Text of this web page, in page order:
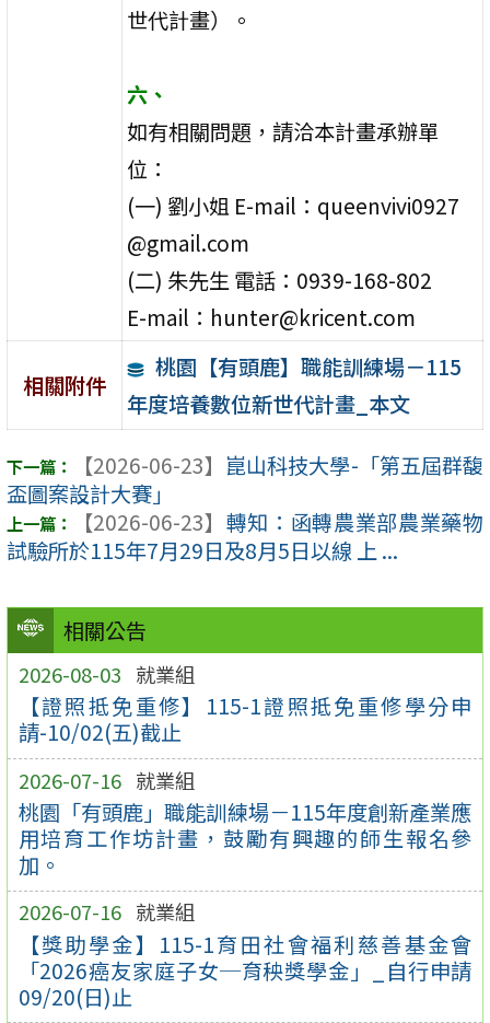
相關公告
2026-08-03 就業組
【證照抵免重修】115-1證照抵免重修學分申
請-10/02(五)截止
2026-07-16 就業組
桃園「有頭鹿」職能訓練場－115年度創新產業應
用培育工作坊計畫，鼓勵有興趣的師生報名參
加。
2026-07-16 就業組
【獎助學金】115-1育田社會福利慈善基金會
「2026癌友家庭子女─育秧獎學金」_自行申請
09/20(日)止
世代計畫）。
六、
如有相關問題，請洽本計畫承辦單
位：
(一) 劉小姐 E-mail：queenvivi0927
@gmail.com
(二) 朱先生 電話：0939-168-802
E-mail：hunter@kricent.com
相關附件
桃園【有頭鹿】職能訓練場－115
年度培養數位新世代計畫_本文
【2026-06-23】 崑山科技大學-「第五屆群馥
盃圖案設計大賽」
【2026-06-23】 轉知：函轉農業部農業藥物
試驗所於115年7月29日及8月5日以線 上 ...